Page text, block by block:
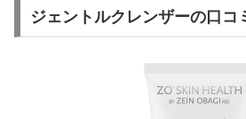
ジェントルクレンザーの口コ